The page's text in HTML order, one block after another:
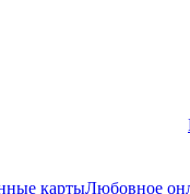
картыЛюбовное